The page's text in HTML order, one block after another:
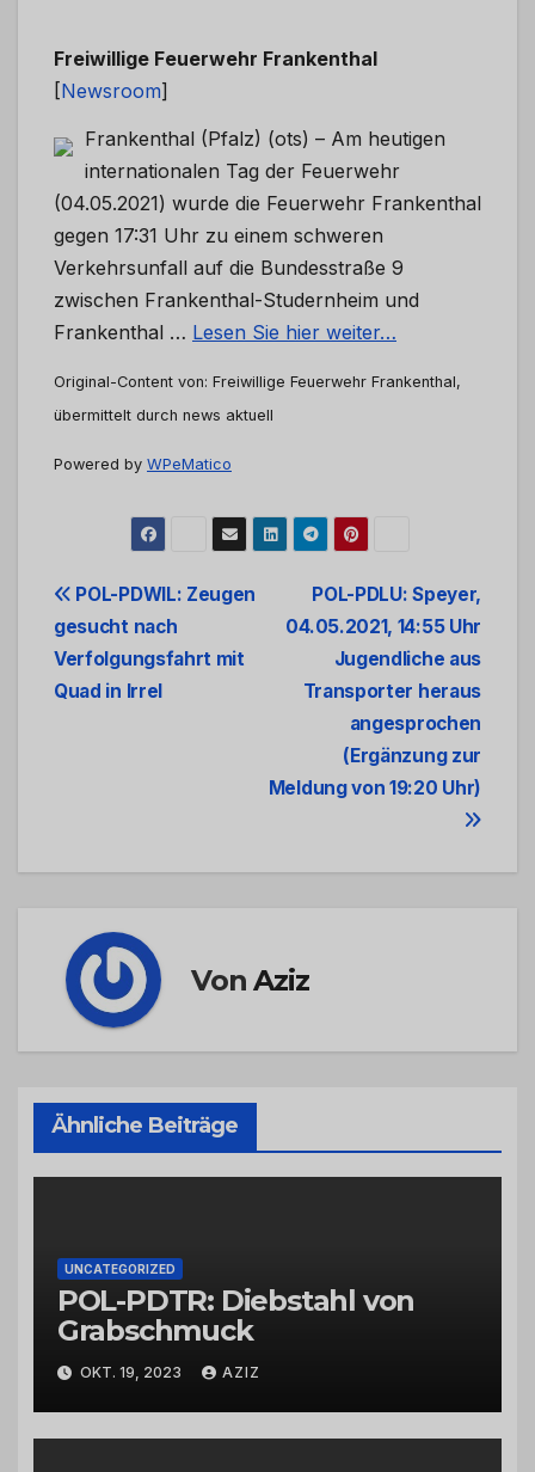
Freiwillige Feuerwehr Frankenthal
[Newsroom]
Frankenthal (Pfalz) (ots) – Am heutigen
internationalen Tag der Feuerwehr
(04.05.2021) wurde die Feuerwehr Frankenthal
gegen 17:31 Uhr zu einem schweren
Verkehrsunfall auf die Bundesstraße 9
zwischen Frankenthal-Studernheim und
Frankenthal … Lesen Sie hier weiter…
Original-Content von: Freiwillige Feuerwehr Frankenthal,
übermittelt durch news aktuell
Powered by WPeMatico
Beitrags-
Navigation
POL-PDLU: Speyer,
04.05.2021, 14:55 Uhr
Jugendliche aus
Transporter heraus
angesprochen
(Ergänzung zur
Meldung von 19:20 Uhr)
POL-PDWIL: Zeugen
gesucht nach
Verfolgungsfahrt mit
Quad in Irrel
VonAziz
Ähnliche Beiträge
UNCATEGORIZED
POL-PDTR: Diebstahl von
Grabschmuck
OKT. 19, 2023 AZIZ